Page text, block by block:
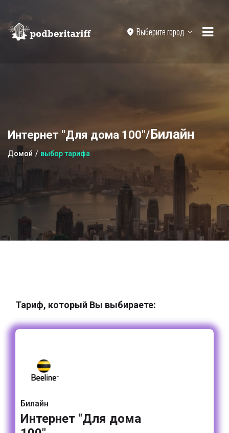
Выберите город
Интернет "Для дома 100"/Билайн
Домой выбор тарифа
Тариф, который Вы выбираете:
Билайн
Интернет "Для дома